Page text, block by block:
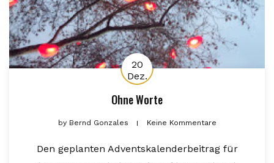
20
Dez.
Ohne Worte
byBernd Gonzales Keine Kommentare
Den geplanten Adventskalenderbeitrag für